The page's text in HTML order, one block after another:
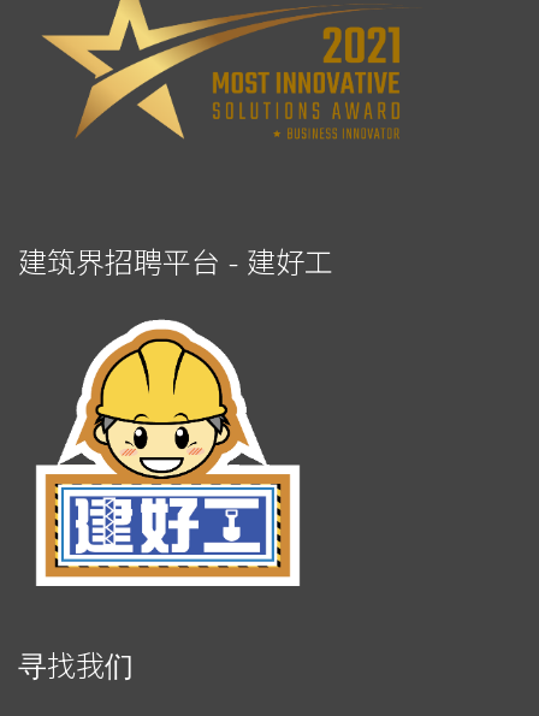
建筑界招聘平台 - 建好工
寻找我们